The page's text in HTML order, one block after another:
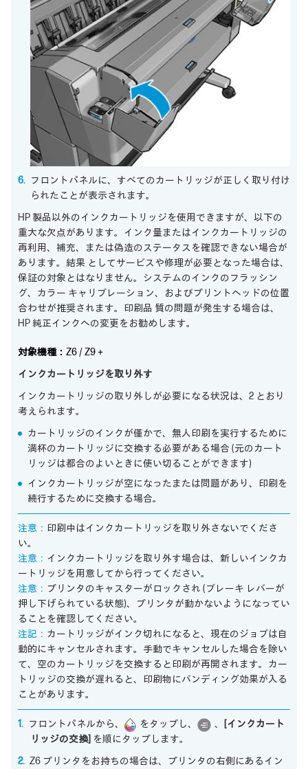
フロントパネルに、すべてのカートリッジが正しく取り付け
られたことが表示されます。
HP 製品以外のインクカートリッジを使用できますが、以下の
重大な欠点があります。インク量またはインクカートリッジの
再利用、補充、または偽造のステータスを確認できない場合が
あります。結果 としてサービスや修理が必要となった場合は、
保証の対象とはなりません。システムのインクのフラッシン
グ、カラー キャリブレーション、およびプリントヘッドの位置
合わせが推奨されます。印刷品 質の問題が発生する場合は、
HP 純正インクへの変更をお勧めします。
対象機種： Z6 / Z9＋
インクカートリッジを取り外す
インクカートリッジの取り外しが必要になる状況は、2 とおり
考えられます。
カートリッジのインクが僅かで、無人印刷を実行するために
満杯のカートリッジに交換する必要がある場合 (元のカート
リッジは都合のよいときに使い切ることができます)
インクカートリッジが空になったまたは問題があり、印刷を
続行するために交換する場合。
注意： 印刷中はインクカートリッジを取り外さないでくださ
い。
注意： インクカートリッジを取り外す場合は、新しいインクカ
ートリッジを用意してから行ってください。
注意： プリンタのキャスターがロックされ (ブレーキ レバーが
押し下げられている状態)、プリンタが動かないようになってい
ることを確認してください。
注記： カートリッジがインク切れになると、現在のジョブは自
動的にキャンセルされます。手動でキャンセルした場合を除い
て、空のカートリッジを交換すると印刷が再開されます。カー
トリッジの交換が遅れると、印刷物にバンディング効果が入る
ことがあります。
フロントパネルから、 をタップし、 、
[インクカート
リッジの交換] を順にタップします。
Z6 プリンタをお持ちの場合は、プリンタの右側にあるイン